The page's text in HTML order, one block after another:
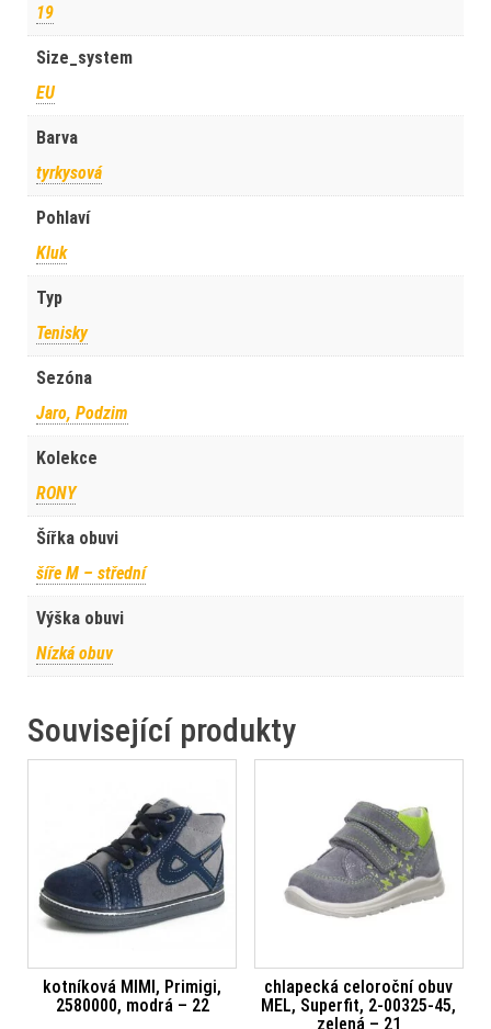
19
Size_system
EU
Barva
tyrkysová
Pohlaví
Kluk
Typ
Tenisky
Sezóna
Jaro, Podzim
Kolekce
RONY
Šířka obuvi
šíře M – střední
Výška obuvi
Nízká obuv
Související produkty
kotníková MIMI, Primigi,
2580000, modrá – 22
chlapecká celoroční obuv
MEL, Superfit, 2-00325-45,
zelená – 21